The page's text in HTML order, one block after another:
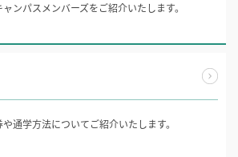
ンパスメンバーズをご紹介いたします。
通学方法についてご紹介いたします。